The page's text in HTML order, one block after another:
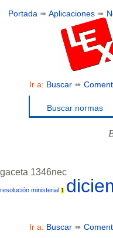
Portada ➠Aplicaciones ➠
Ir a: Buscar➠
Buscar normas
gaceta 1346nec
resolución ministerial 1
Ir a: Buscar➠